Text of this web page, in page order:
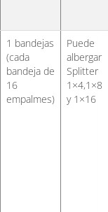
1 bandejas
(cada
bandeja de
16
empalmes)
Puede
albergar
Splitter
1×4,1×8
y 1×16